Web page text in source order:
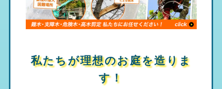
私たちが理想のお庭を造りま
す！